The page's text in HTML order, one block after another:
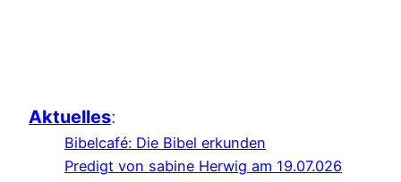
Aktuelles:
Bibelcafé: Die Bibel erkunden
Predigt von sabine Herwig am 19.07.026